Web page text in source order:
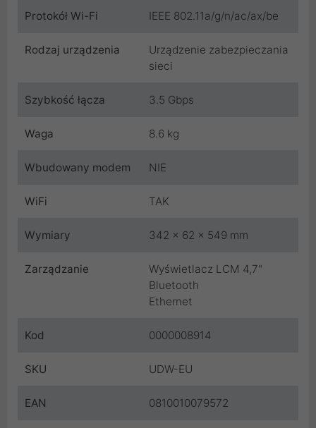
Protokół Wi-Fi IEEE 802.11a/g/n/ac/ax/be
Rodzaj urządzenia
Urządzenie zabezpieczania
sieci
Szybkość łącza 3.5 Gbps
Waga 8.6 kg
Wbudowany modem NIE
WiFi TAK
Wymiary 342 x 62 x 549 mm
Zarządzanie
Wyświetlacz LCM 4,7"
Bluetooth
Ethernet
Kod 0000008914
SKU UDW-EU
EAN 0810010079572